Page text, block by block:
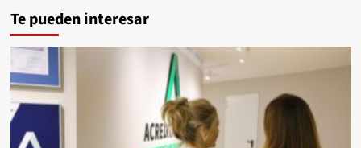
Te pueden interesar